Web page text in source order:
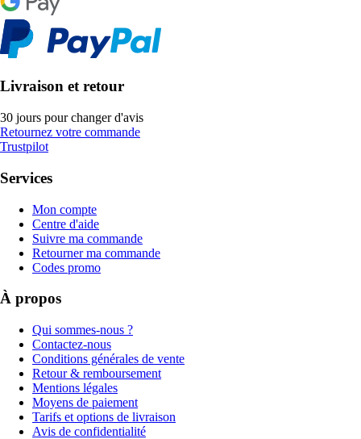
Livraison et retour
30 jours pour changer d'avis
Retournez votre commande
Trustpilot
Services
Mon compte
Centre d'aide
Suivre ma commande
Retourner ma commande
Codes promo
À propos
Qui sommes-nous ?
Contactez-nous
Conditions générales de vente
Retour & remboursement
Mentions légales
Moyens de paiement
Tarifs et options de livraison
Avis de confidentialité